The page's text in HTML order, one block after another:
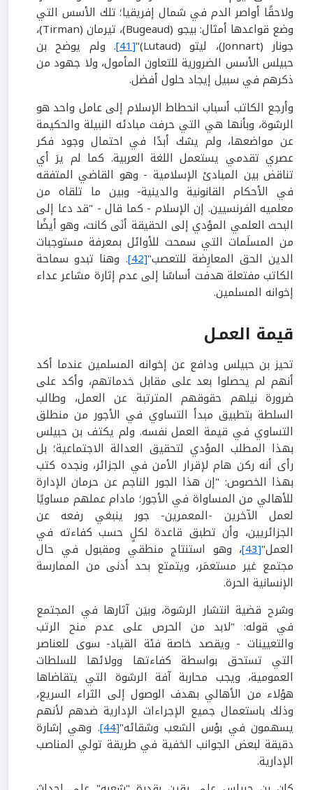
ولاحقًا أواصر الدم في شمال إفريقيا؛ تلك الأسس التي
وضع قواعدها أمثال: بيجو (Bugeaud)، تيرمان (Tirman)،
جونار (Jonnart)، ليتو (Lutaud)"
[41]
. ولم يوضح بن
حبيلس الأسس الضرورية للتعاون المأمول، ولا جهود من
ذكرهم في سبيل إيجاد حلول أفضل.
وأرجع الكاتب أسباب انحطاط الإسلام إلى عامل واحد هو
الرشوة، وبأنها هي التي حرفت مبادئه النبيلة والحكيمة
عن مواضعها، ولم يشك أبدًا في احتمال وجود فكر
عصري تقدمي يستعمل اللغة العربية. كما لم يرَ أي
تناقض بين المبادئ الإسلامية - وهو القاضي المتفقه
في الأحكام القانونية والدينية- وبين ما تلقاه من
معلميه الفرنسيين. إن الإسلام - كما قال - "قد دعا إلى
البحث العلمي المؤدي إلى الحقيقة أنَى كانت، وهو أيضًا
من المسلَمات التي سمحت للأوائل بمعرفة مستوجبات
الدين الحق المعارِضة للتعصب"[42]
. وهنا تبدو سماحة
الكاتب مفتعلة هدفت أساسًا إلى عدم إثارة مشاعر عداء
إخوانه المسلمين.
قيمة العمـل
تحيز بن حبيلس ودافع عن إخوانه المسلمين عندما أكد
أنهم لم يحصلوا بعد على مقابل خدماتهم، وأكد على
ضرورة نيلهم حقوقهم المترتبة عن العمل، وطالب
السلطة بتطبيق مبدأ التساوي في الأجور من منطلق
التساوي في قيمة العمل نفسه. ولم يكتف بن حبيلس
بهذا المطلب المؤدي لتحقيق العدالة الاجتماعية؛ بل
رأى أنه ركن هام لإقرار الأمن في الجزائر، ونجده كتب
بهذا الخصوص: "إن هذا الجور الناجم عن حرمان الإدارة
للأهالي من المساواة في الأجور؛ مادام عملهم مساويًا
لعمل الآخرين -المعمرين- جور ينبغي رفعه عن
الجزائريين، وأن تطبق قاعدة لكلٍ حسب كفاءته في
العمل"[43]
، وهو استنتاج منطقي ومقبول في حال
مجتمع غير مستعمَر، ويتمتع بحد أدنى من الممارسة
الإنسانية الحرة.
وشرح قضية انتشار الرشوة، وبيَن آثارها في المجتمع
في قوله: "لابد من الحرص على عدم منح الرتب
والتعيينات - ويقصد خاصة فئة القياد- سوى للعناصر
التي تستحق بواسطة كفاءتها وولائها للسلطات
العمومية، ويجب محاربة آفة الرشوة التي يتقاضاها
هؤلاء من الأهالي بهدف الوصول إلى الثراء السريع،
وذلك باستعمال جميع الإجراءات الإدارية ضدهم لأنهم
يسهمون في بؤس الشعب وشقائه"[44]
. وهي إشارة
دقيقة لبعض الجوانب الخفية في طريقة تولي المناصب
الإدارية.